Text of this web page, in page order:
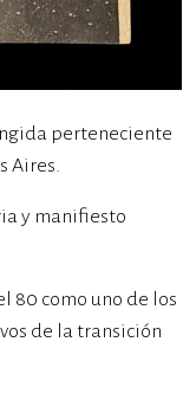
perteneciente
Aires.
y manifiesto
80 como uno de los
de la transición